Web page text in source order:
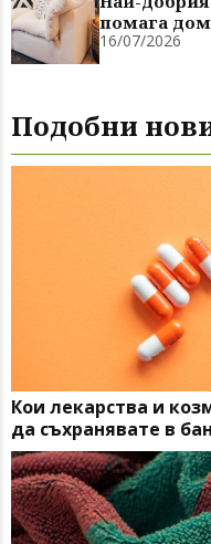
помага
16/07/2026
Подобни
Кои лекарства и
да съхранявате в